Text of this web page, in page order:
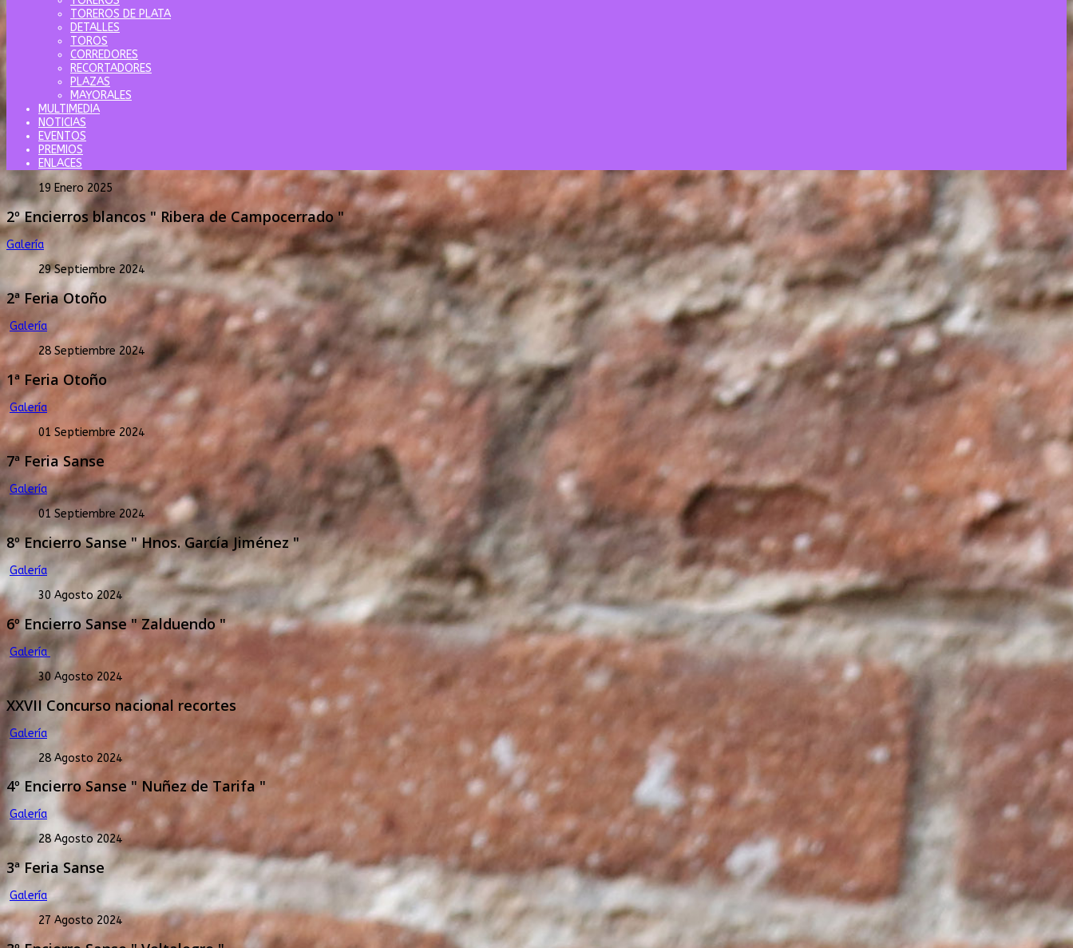
TOREROS DE PLATA
DETALLES
TOROS
CORREDORES
RECORTADORES
PLAZAS
MAYORALES
MULTIMEDIA
NOTICIAS
EVENTOS
PREMIOS
ENLACES
19 Enero 2025
2º Encierros blancos " Ribera de Campocerrado "
Galería
29 Septiembre 2024
2ª Feria Otoño
Galería
28 Septiembre 2024
1ª Feria Otoño
Galería
01 Septiembre 2024
7ª Feria Sanse
Galería
01 Septiembre 2024
8º Encierro Sanse " Hnos. García Jiménez "
Galería
30 Agosto 2024
6º Encierro Sanse " Zalduendo "
Galería
30 Agosto 2024
XXVII Concurso nacional recortes
Galería
28 Agosto 2024
4º Encierro Sanse " Nuñez de Tarifa "
Galería
28 Agosto 2024
3ª Feria Sanse
Galería
27 Agosto 2024